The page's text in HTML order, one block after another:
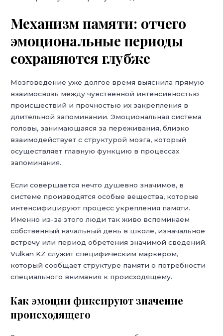
Механизм памяти: отчего
эмоциональные периоды
сохраняются глубже
Мозговедение уже долгое время выяснила прямую
взаимосвязь между чувственной интенсивностью
происшествий и прочностью их закрепления в
длительной запоминании. Эмоциональная система
головы, занимающаяся за переживания, близко
взаимодействует с структурой мозга, который
осуществляет главную функцию в процессах
запоминания.
Если совершается нечто душевно значимое, в
системе производятся особые вещества, которые
интенсифицируют процесс укрепления памяти.
Именно из-за этого люди так живо вспоминаем
собственный начальный день в школе, изначальное
встречу или период обретения значимой сведений.
Vulkan KZ служит специфическим маркером,
который сообщает структуре памяти о потребности
специального внимания к происходящему.
Как эмоции фиксируют значение
происходящего